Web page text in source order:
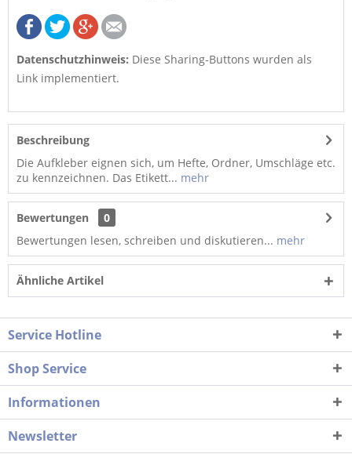
Datenschutzhinweis: Diese Sharing-Buttons wurden als
Link implementiert.
Beschreibung
Die Aufkleber eignen sich, um Hefte, Ordner, Umschläge etc.
zu kennzeichnen. Das Etikett... mehr
Bewertungen
0
Bewertungen lesen, schreiben und diskutieren... mehr
Ähnliche Artikel
Service Hotline
Shop Service
Informationen
Newsletter